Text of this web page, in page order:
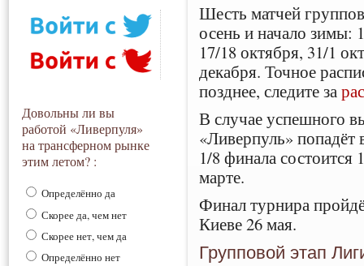
Довольны ли вы
работой «Ливерпуля»
на трансферном рынке
этим летом? :
Определённо да
Скорее да, чем нет
Скорее нет, чем да
Определённо нет
Шесть матчей
осень и начало зимы:
17/18 октября, 31/1
декабря. Точное
позднее, следите за
В случае успешного
«Ливерпуль»
1/8 финала состоится
марте.
Финал турнира
Киеве 26 мая.
Групповой этап